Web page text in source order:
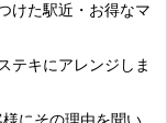
けた駅近・お得なマ
テキにアレンジしま